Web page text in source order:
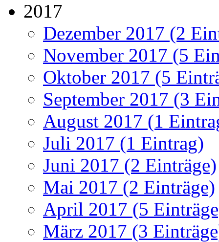
2017
Dezember 2017 (2
November 2017 (5
Oktober 2017 (5
September 2017 (3
August 2017 (1
Juli 2017 (1 Eintrag)
Juni 2017 (2 Einträge)
Mai 2017 (2 Einträge)
April 2017 (5
März 2017 (3